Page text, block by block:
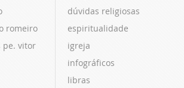
romeiro
pe. vitor
dúvidas religiosas
espiritualidade
igreja
infográficos
libras